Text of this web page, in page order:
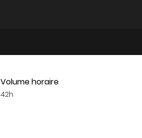
Volume horaire
42h